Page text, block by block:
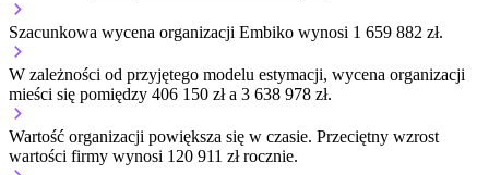
Szacunkowa wycena organizacji Embiko wynosi 1 659 882 zł.
W zależności od przyjętego modelu estymacji, wycena organizacji
mieści się pomiędzy 406 150 zł a 3 638 978 zł.
Wartość organizacji powiększa się w czasie. Przeciętny wzrost
wartości firmy wynosi 120 911 zł rocznie.